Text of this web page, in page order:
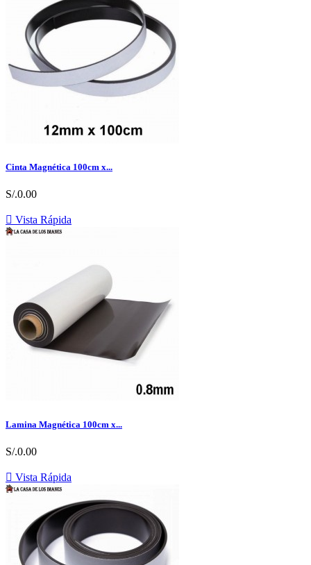
Cinta Magnética 100cm x...
S/.0.00
 Vista Rápida
Lamina Magnética 100cm x...
S/.0.00
 Vista Rápida